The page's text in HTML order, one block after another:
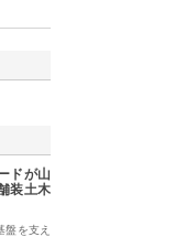
ドが山
装土木
盤を支え